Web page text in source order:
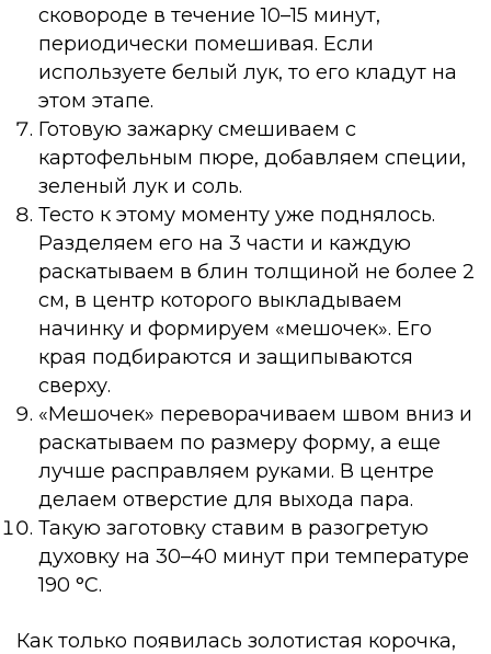
сковороде в течение 10–15 минут,
периодически помешивая. Если
используете белый лук, то его кладут на
этом этапе.
Готовую зажарку смешиваем с
картофельным пюре, добавляем специи,
зеленый лук и соль.
Тесто к этому моменту уже поднялось.
Разделяем его на 3 части и каждую
раскатываем в блин толщиной не более 2
см, в центр которого выкладываем
начинку и формируем «мешочек». Его
края подбираются и защипываются
сверху.
«Мешочек» переворачиваем швом вниз и
раскатываем по размеру форму, а еще
лучше расправляем руками. В центре
делаем отверстие для выхода пара.
Такую заготовку ставим в разогретую
духовку на 30–40 минут при температуре
190 °С.
Как только появилась золотистая корочка,